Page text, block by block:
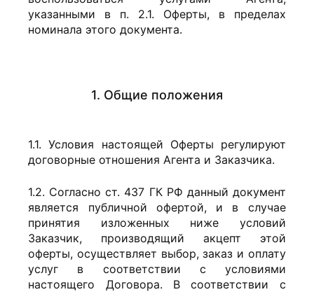
указанными в п. 2.1. Оферты, в пределах
номинала этого документа.
1. Общие положения
1.1. Условия настоящей Оферты регулируют
договорные отношения Агента и Заказчика.
1.2. Согласно ст. 437 ГК РФ данный документ
является публичной офертой, и в случае
принятия изложенных ниже условий
Заказчик, производящий акцепт этой
оферты, осуществляет выбор, заказ и оплату
услуг в соответствии с условиями
настоящего Договора. В соответствии с